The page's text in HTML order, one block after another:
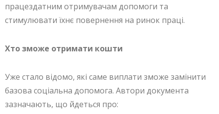
працездатним отримувачам допомоги та
стимулювати їхнє повернення на ринок праці.
Хто зможе отримати кошти
Уже стало відомо, які саме виплати зможе замінити
базова соціальна допомога. Автори документа
зазначають, що йдеться про: